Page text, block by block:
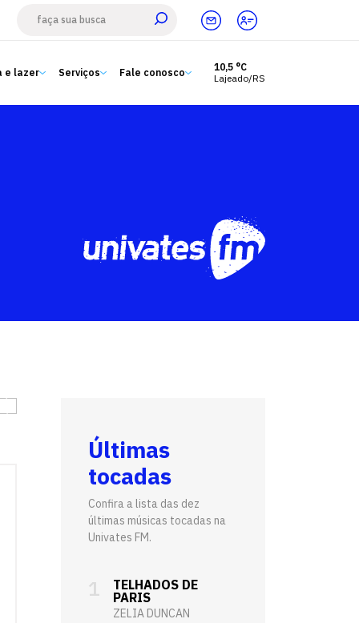
e lazer Serviços Fale conosco
10,5 °C
Lajeado/RS
Estude aqui
Extensão
Últimas
tocadas
Confira a lista das dez
últimas músicas tocadas na
Univates FM.
TELHADOS DE
PARIS
ZELIA DUNCAN